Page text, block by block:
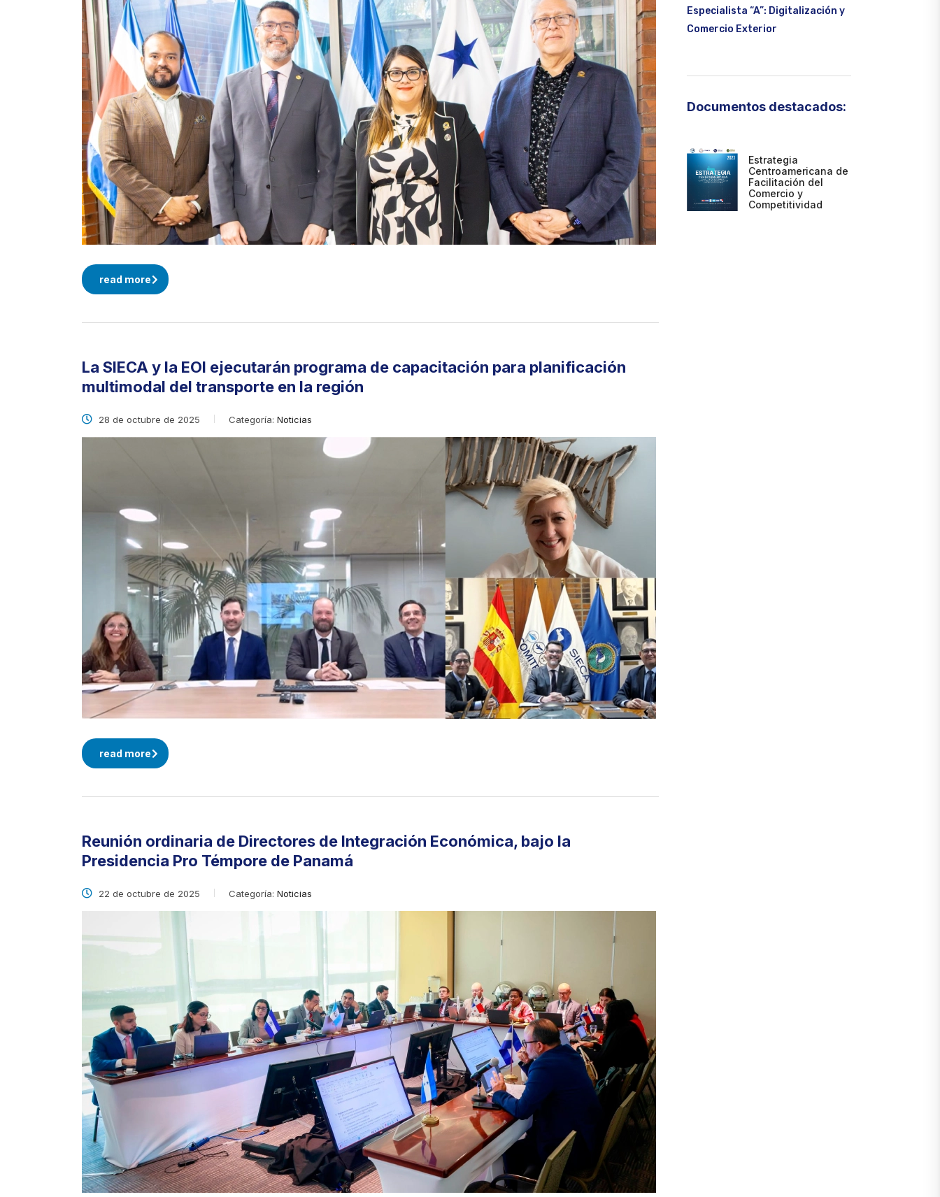
read more
La SIECA y la EOI ejecutarán programa de capacitación para planificación
multimodal del transporte en la región
28 de octubre de 2025 Categoría: Noticias
read more
Reunión ordinaria de Directores de Integración Económica, bajo la
Presidencia Pro Témpore de Panamá
22 de octubre de 2025 Categoría: Noticias
Especialista “A”: Digitalización y
Comercio Exterior
Documentos destacados:
Estrategia
Centroamericana de
Facilitación del
Comercio y
Competitividad